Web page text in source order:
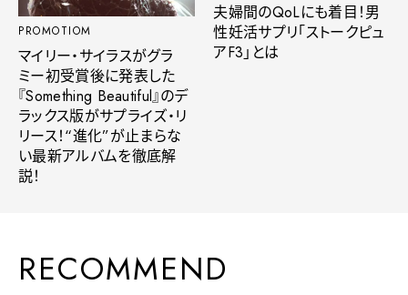
PROMOTIOM
マイリー・サイラスがグラ
ミー初受賞後に発表した
『Something Beautiful』のデ
ラックス版がサプライズ・リ
リース！“進化”が止まらな
い最新アルバムを徹底解
説！
夫婦間のQoLにも着目！男
性妊活サプリ「ストークピュ
アF3」とは
RECOMMEND